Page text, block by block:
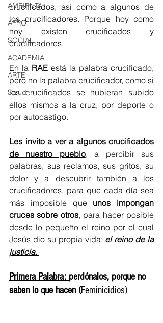
AMBIENTAL
AFRO
SOCIAL
ACADEMIA
ARTE
Salud
crucificados, así como a algunos de
los crucificadores. Porque hoy como
hoy existen crucificados y
crucificadores.
En la RAE está la palabra crucificado,
pero no la palabra crucificador, como si
los crucificados se hubieran subido
ellos mismos a la cruz, por deporte o
por autocastigo.
Les invito a ver a algunos crucificados
de nuestro pueblo, a percibir sus
palabras, sus reclamos, sus gritos, su
dolor y a descubrir también a los
crucificadores, para que cada día sea
más imposible que unos impongan
cruces sobre otros, para hacer posible
desde lo pequeño el reino por el cual
Jesús dio su propia vida: el reino de la
justicia.
Primera Palabra: perdónalos, porque no
saben lo que hacen (Feminicidios)